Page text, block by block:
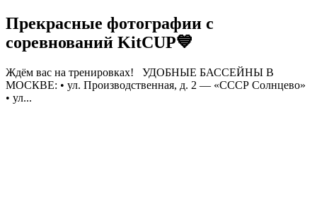
Прекрасные фотографии с
соревнований KitCUP💙
Ждём вас на тренировках! УДОБНЫЕ БАССЕЙНЫ В
МОСКВЕ: • ул. Производственная, д. 2 — «СССР Солнцево»
• ул...